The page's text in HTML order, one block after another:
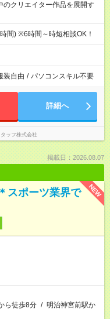
クリエイター作品を展開す
間) ※6時間～時短相談OK！
装自由 / パソコンスキル不要
詳細へ
ッフ株式会社
掲載日：2026.08.07
NEW
スポーツ業界で
ら徒歩8分 / 明治神宮前駅か